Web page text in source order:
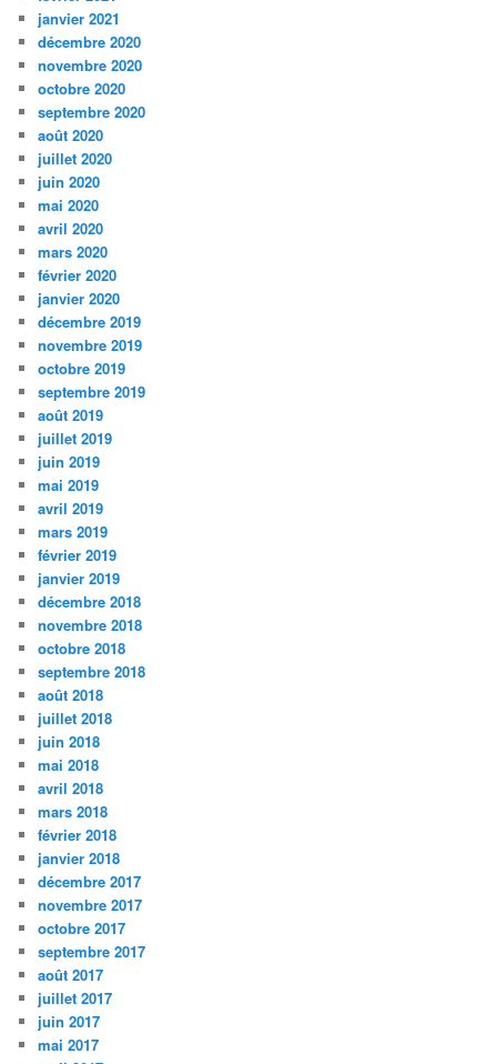
janvier 2021
décembre 2020
novembre 2020
octobre 2020
septembre 2020
août 2020
juillet 2020
juin 2020
mai 2020
avril 2020
mars 2020
février 2020
janvier 2020
décembre 2019
novembre 2019
octobre 2019
septembre 2019
août 2019
juillet 2019
juin 2019
mai 2019
avril 2019
mars 2019
février 2019
janvier 2019
décembre 2018
novembre 2018
octobre 2018
septembre 2018
août 2018
juillet 2018
juin 2018
mai 2018
avril 2018
mars 2018
février 2018
janvier 2018
décembre 2017
novembre 2017
octobre 2017
septembre 2017
août 2017
juillet 2017
juin 2017
mai 2017